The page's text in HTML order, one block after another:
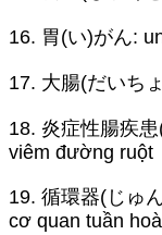
16. 胃(い)がん:
17. 大腸(だいち
18. 炎症性腸疾
viêm đường ruột
19. 循環器(じゅ
cơ quan tuần